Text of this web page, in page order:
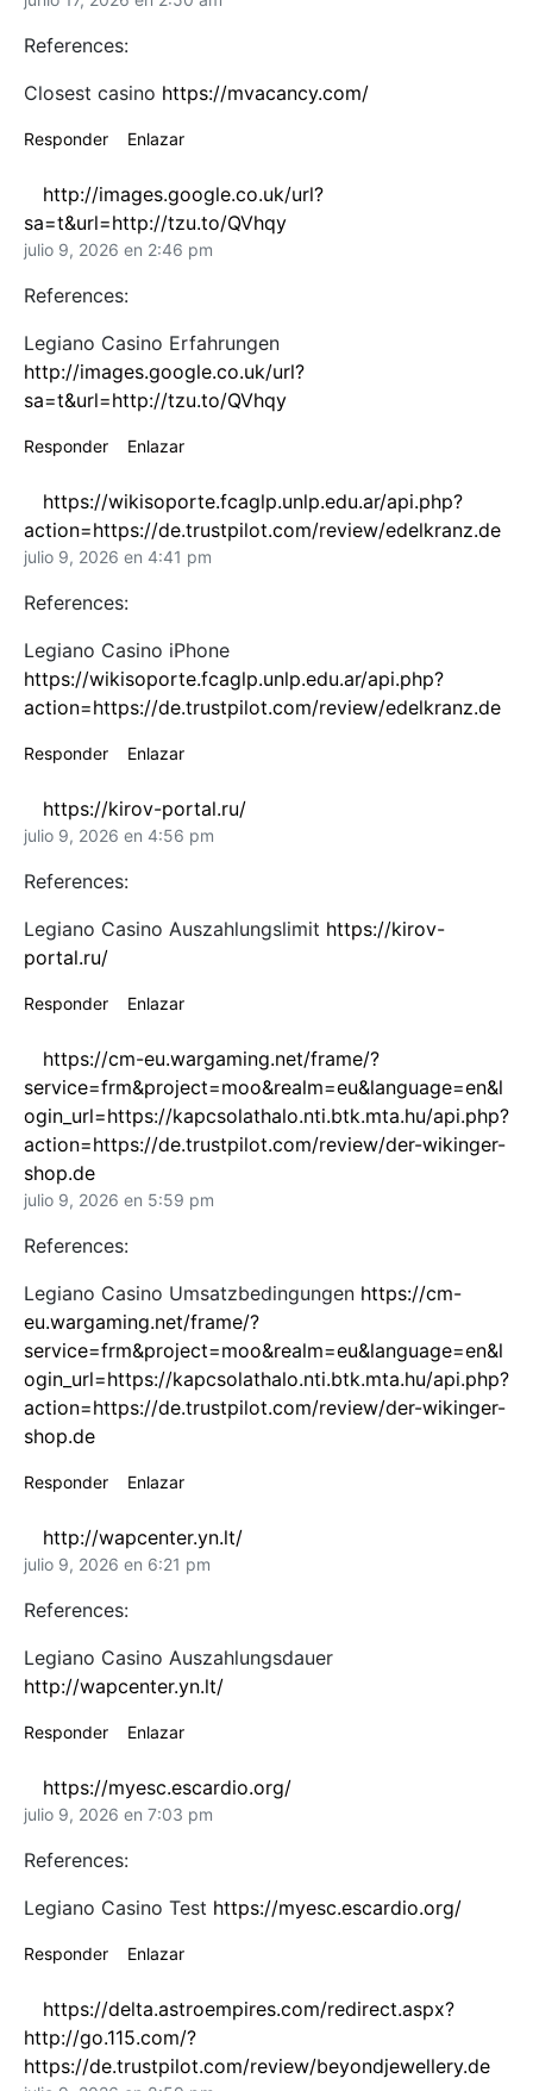
References:
Closest casino https://mvacancy.com/
Responder Enlazar
http://images.google.co.uk/url?
sa=t&url=http://tzu.to/QVhqy
julio 9, 2026 en 2:46 pm
References:
Legiano Casino Erfahrungen
http://images.google.co.uk/url?
sa=t&url=http://tzu.to/QVhqy
Responder Enlazar
https://wikisoporte.fcaglp.unlp.edu.ar/api.php?
action=https://de.trustpilot.com/review/edelkranz.de
julio 9, 2026 en 4:41 pm
References:
Legiano Casino iPhone
https://wikisoporte.fcaglp.unlp.edu.ar/api.php?
action=https://de.trustpilot.com/review/edelkranz.de
Responder Enlazar
https://kirov-portal.ru/
julio 9, 2026 en 4:56 pm
References:
Legiano Casino Auszahlungslimit https://kirov-
portal.ru/
Responder Enlazar
https://cm-eu.wargaming.net/frame/?
service=frm&project=moo&realm=eu&language=en&l
ogin_url=https://kapcsolathalo.nti.btk.mta.hu/api.php?
action=https://de.trustpilot.com/review/der-wikinger-
shop.de
julio 9, 2026 en 5:59 pm
References:
Legiano Casino Umsatzbedingungen https://cm-
eu.wargaming.net/frame/?
service=frm&project=moo&realm=eu&language=en&l
ogin_url=https://kapcsolathalo.nti.btk.mta.hu/api.php?
action=https://de.trustpilot.com/review/der-wikinger-
shop.de
Responder Enlazar
http://wapcenter.yn.lt/
julio 9, 2026 en 6:21 pm
References:
Legiano Casino Auszahlungsdauer
http://wapcenter.yn.lt/
Responder Enlazar
https://myesc.escardio.org/
julio 9, 2026 en 7:03 pm
References:
Legiano Casino Test https://myesc.escardio.org/
Responder Enlazar
https://delta.astroempires.com/redirect.aspx?
http://go.115.com/?
https://de.trustpilot.com/review/beyondjewellery.de